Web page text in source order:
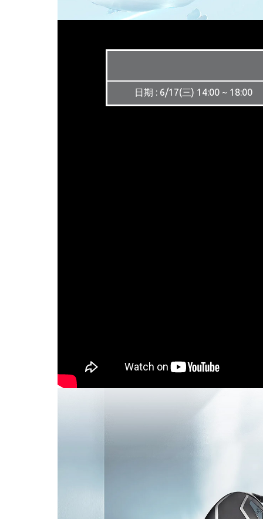
日期 : 6/17(三) 14:00 ~ 18:00